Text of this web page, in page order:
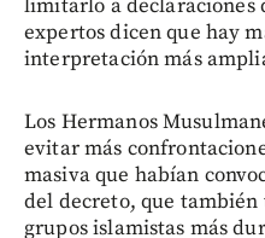
limitarlo a declaraciones
expertos dicen que hay
interpretación más
Los Hermanos
evitar más
masiva que habían
del decreto, que
grupos islamistas más